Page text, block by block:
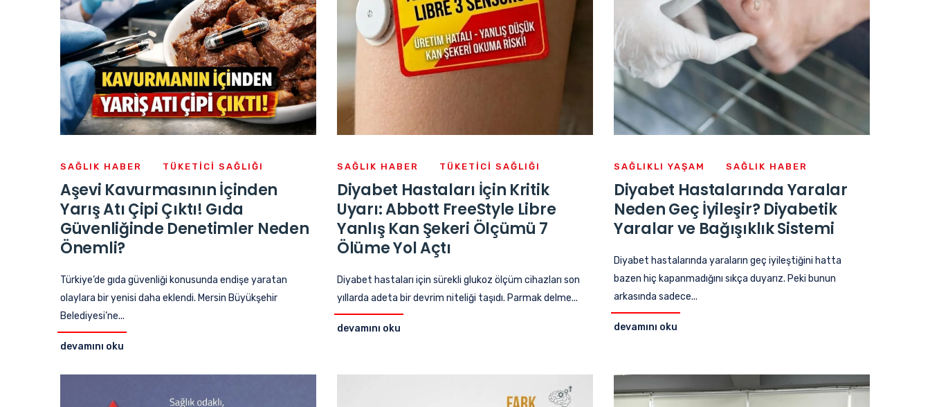
SAĞLIK HABER TÜKETICI SAĞLIĞI
Aşevi Kavurmasının İçinden
Yarış Atı Çipi Çıktı! Gıda
Güvenliğinde Denetimler Neden
Önemli?
Türkiye’de gıda güvenliği konusunda endişe yaratan
olaylara bir yenisi daha eklendi. Mersin Büyükşehir
Belediyesi’ne...
devamını oku
SAĞLIK HABER TÜKETICI SAĞLIĞI
Diyabet Hastaları İçin Kritik
Uyarı: Abbott FreeStyle Libre
Yanlış Kan Şekeri Ölçümü 7
Ölüme Yol Açtı
Diyabet hastaları için sürekli glukoz ölçüm cihazları son
yıllarda adeta bir devrim niteliği taşıdı. Parmak delme...
devamını oku
SAĞLIKLI YAŞAM SAĞLIK HABER
Diyabet Hastalarında Yaralar
Neden Geç İyileşir? Diyabetik
Yaralar ve Bağışıklık Sistemi
Diyabet hastalarında yaraların geç iyileştiğini hatta
bazen hiç kapanmadığını sıkça duyarız. Peki bunun
arkasında sadece...
devamını oku